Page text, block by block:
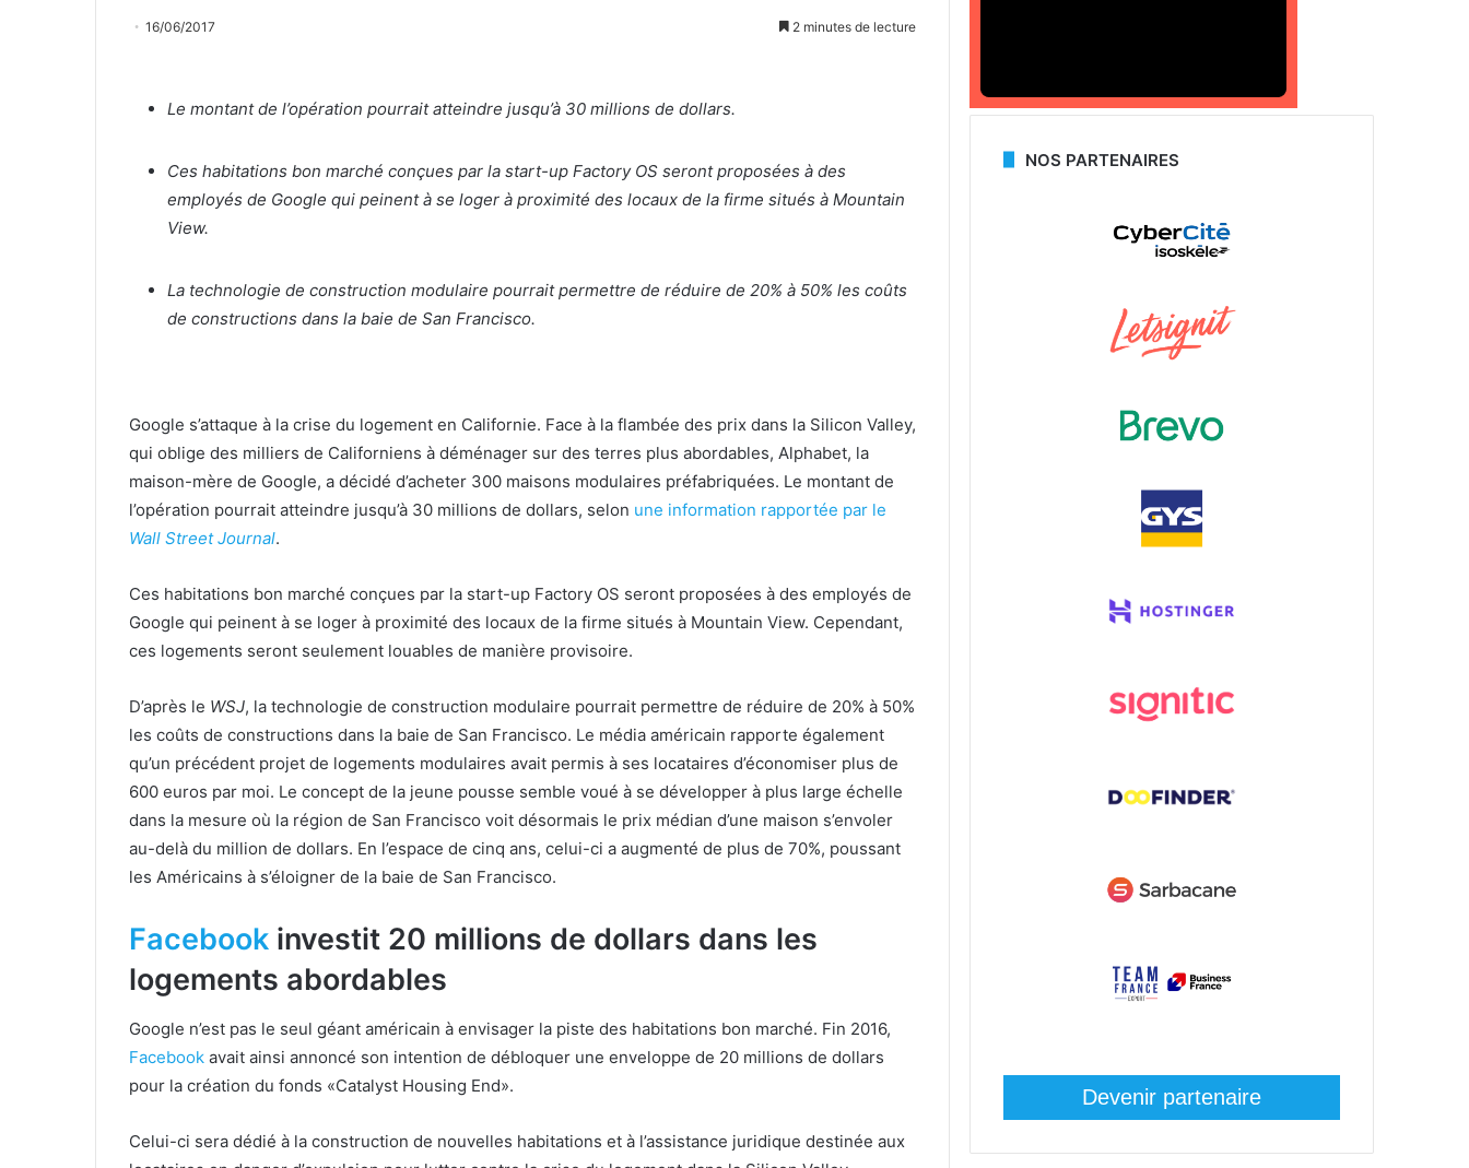
16/06/2017 2 minutes de lecture
Le montant de l’opération pourrait atteindre jusqu’à 30 millions de dollars.
Ces habitations bon marché conçues par la start-up Factory OS seront proposées à des
employés de Google qui peinent à se loger à proximité des locaux de la firme situés à Mountain
View.
La technologie de construction modulaire pourrait permettre de réduire de 20% à 50% les coûts
de constructions dans la baie de San Francisco.
Google s’attaque à la crise du logement en Californie. Face à la flambée des prix dans la Silicon Valley,
qui oblige des milliers de Californiens à déménager sur des terres plus abordables, Alphabet, la
maison-mère de Google, a décidé d’acheter 300 maisons modulaires préfabriquées. Le montant de
l’opération pourrait atteindre jusqu’à 30 millions de dollars, selon une information rapportée par le
Wall Street Journal.
Ces habitations bon marché conçues par la start-up Factory OS seront proposées à des employés de
Google qui peinent à se loger à proximité des locaux de la firme situés à Mountain View. Cependant,
ces logements seront seulement louables de manière provisoire.
D’après le WSJ, la technologie de construction modulaire pourrait permettre de réduire de 20% à 50%
les coûts de constructions dans la baie de San Francisco. Le média américain rapporte également
qu’un précédent projet de logements modulaires avait permis à ses locataires d’économiser plus de
600 euros par moi. Le concept de la jeune pousse semble voué à se développer à plus large échelle
dans la mesure où la région de San Francisco voit désormais le prix médian d’une maison s’envoler
au-delà du million de dollars. En l’espace de cinq ans, celui-ci a augmenté de plus de 70%, poussant
les Américains à s’éloigner de la baie de San Francisco.
Facebook investit 20 millions de dollars dans les
logements abordables
Google n’est pas le seul géant américain à envisager la piste des habitations bon marché. Fin 2016,
Facebook avait ainsi annoncé son intention de débloquer une enveloppe de 20 millions de dollars
pour la création du fonds «Catalyst Housing End».
Celui-ci sera dédié à la construction de nouvelles habitations et à l’assistance juridique destinée aux
NOS PARTENAIRES
Devenir partenaire